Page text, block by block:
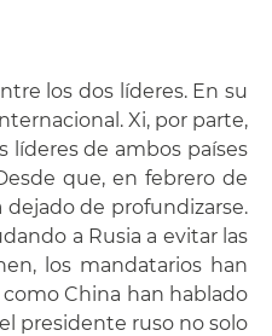
los dos líderes. En su
Xi, por parte,
líderes de ambos países
que, en febrero de
dejado de profundizarse.
a Rusia a evitar las
los mandatarios han
China han hablado
presidente ruso no solo